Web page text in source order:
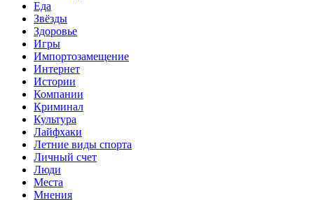
Еда
Звёзды
Здоровье
Игры
Импортозамещение
Интернет
Истории
Компании
Криминал
Культура
Лайфхаки
Летние виды спорта
Личный счет
Люди
Места
Мнения